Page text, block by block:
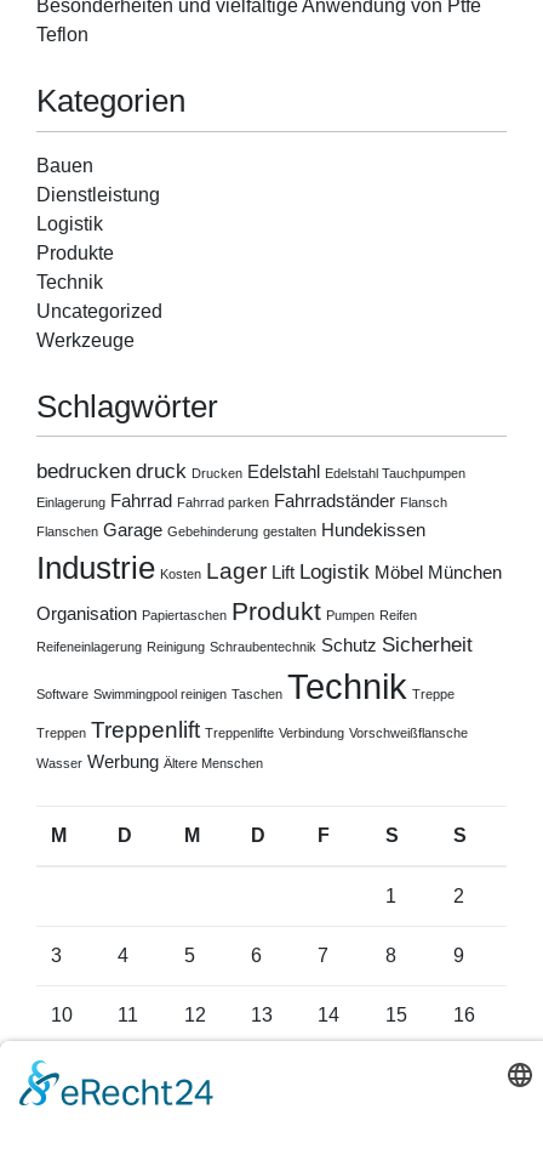
Besonderheiten und vielfältige Anwendung von Ptfe
Teflon
Kategorien
Bauen
Dienstleistung
Logistik
Produkte
Technik
Uncategorized
Werkzeuge
Schlagwörter
bedrucken druck Drucken Edelstahl
Edelstahl Tauchpumpen
Einlagerung Fahrrad Fahrrad parken Fahrradständer Flansch
Flanschen Garage Gebehinderung gestalten Hundekissen
Industrie Kosten Lager Lift Logistik Möbel München
Organisation Papiertaschen Produkt Pumpen Reifen
Reifeneinlagerung Reinigung Schraubentechnik Schutz Sicherheit
Software Swimmingpool reinigen Taschen Technik Treppe
Treppen Treppenlift Treppenlifte Verbindung Vorschweißflansche
Wasser Werbung Ältere Menschen
M D M D F S S
1 2
3 4 5 6 7 8 9
10 11 12 13 14 15 16
17 19